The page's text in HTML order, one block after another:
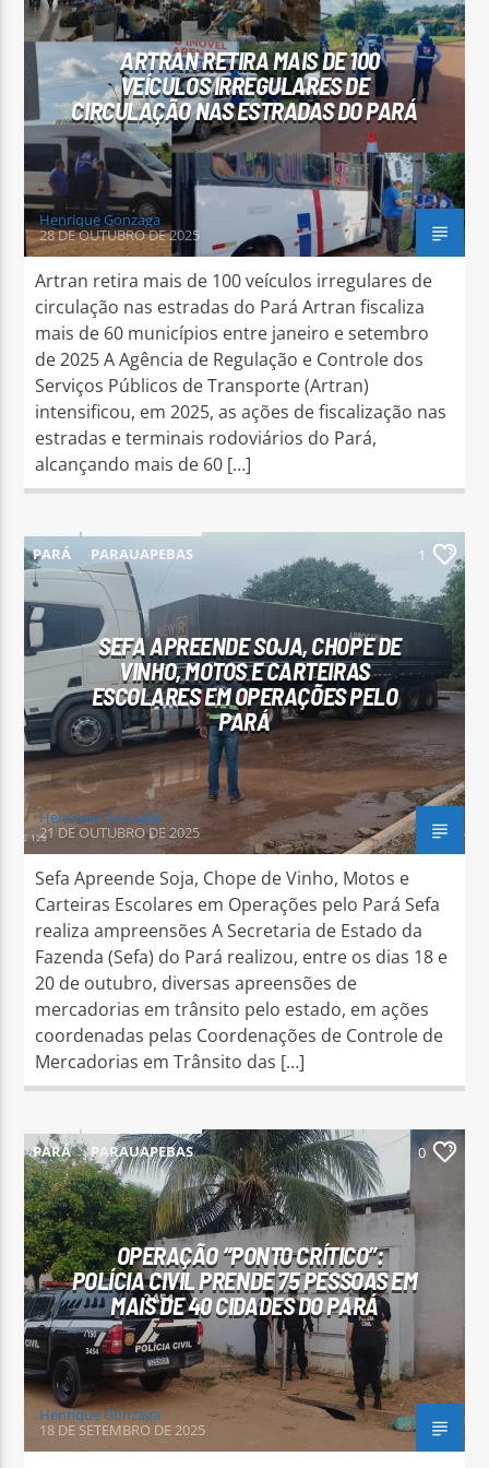
Arara Azul FM
ARTRAN RETIRA MAIS DE 100
VEÍCULOS IRREGULARES DE
CIRCULAÇÃO NAS ESTRADAS DO PARÁ
Henrique Gonzaga
28 DE OUTUBRO DE 2025
Artran retira mais de 100 veículos irregulares de
circulação nas estradas do Pará Artran fiscaliza
mais de 60 municípios entre janeiro e setembro
de 2025 A Agência de Regulação e Controle dos
Serviços Públicos de Transporte (Artran)
intensificou, em 2025, as ações de fiscalização nas
estradas e terminais rodoviários do Pará,
alcançando mais de 60 […]
PARÁ PARAUAPEBAS 1
SEFA APREENDE SOJA, CHOPE DE
VINHO, MOTOS E CARTEIRAS
ESCOLARES EM OPERAÇÕES PELO
PARÁ
Henrique Gonzaga
21 DE OUTUBRO DE 2025
Sefa Apreende Soja, Chope de Vinho, Motos e
Carteiras Escolares em Operações pelo Pará Sefa
realiza ampreensões A Secretaria de Estado da
Fazenda (Sefa) do Pará realizou, entre os dias 18 e
20 de outubro, diversas apreensões de
mercadorias em trânsito pelo estado, em ações
coordenadas pelas Coordenações de Controle de
Mercadorias em Trânsito das […]
PARÁ PARAUAPEBAS 0
OPERAÇÃO “PONTO CRÍTICO”:
POLÍCIA CIVIL PRENDE 75 PESSOAS EM
MAIS DE 40 CIDADES DO PARÁ
Henrique Gonzaga
18 DE SETEMBRO DE 2025